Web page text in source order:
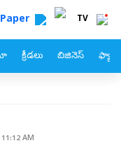
TV
క్రీడలు బిజినెస్
AM